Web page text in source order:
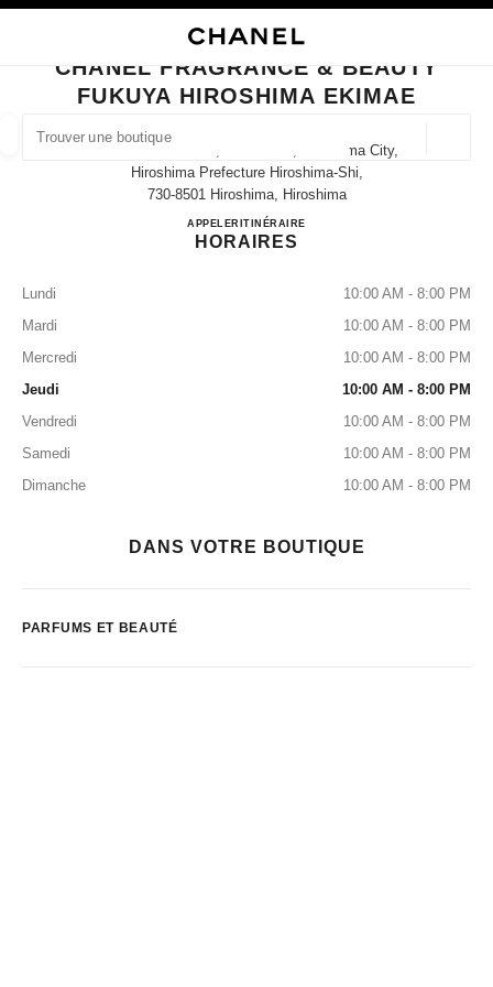
TROUVER UNE BOUTIQUE
Les suggestions sont affichées sous cette barre de recherche
0 Suggestions disponibles
FERMER LA FICHE BOUTIQUE CHANEL FRAGRANCE & BEAUTY FUKUYA
CHANEL FRAGRANCE & BEAUTY
FUKUYA HIROSHIMA EKIMAE
9-1 Matsubara-Cho, Minami-Ku, Hiroshima City,
Hiroshima Prefecture Hiroshima-Shi,
730-8501 Hiroshima, Hiroshima
APPELER082-568-3140
ITINÉRAIRECHANEL FRAGRANCE &
HORAIRES
Lundi
10:00 AM - 8:00 PM
Mardi
10:00 AM - 8:00 PM
Mercredi
10:00 AM - 8:00 PM
Jeudi
10:00 AM - 8:00 PM
Vendredi
10:00 AM - 8:00 PM
Samedi
10:00 AM - 8:00 PM
Dimanche
10:00 AM - 8:00 PM
DANS VOTRE BOUTIQUE
PARFUMS ET BEAUTÉ
LUNETTES HORLOGERIE ET JOAILLERIE